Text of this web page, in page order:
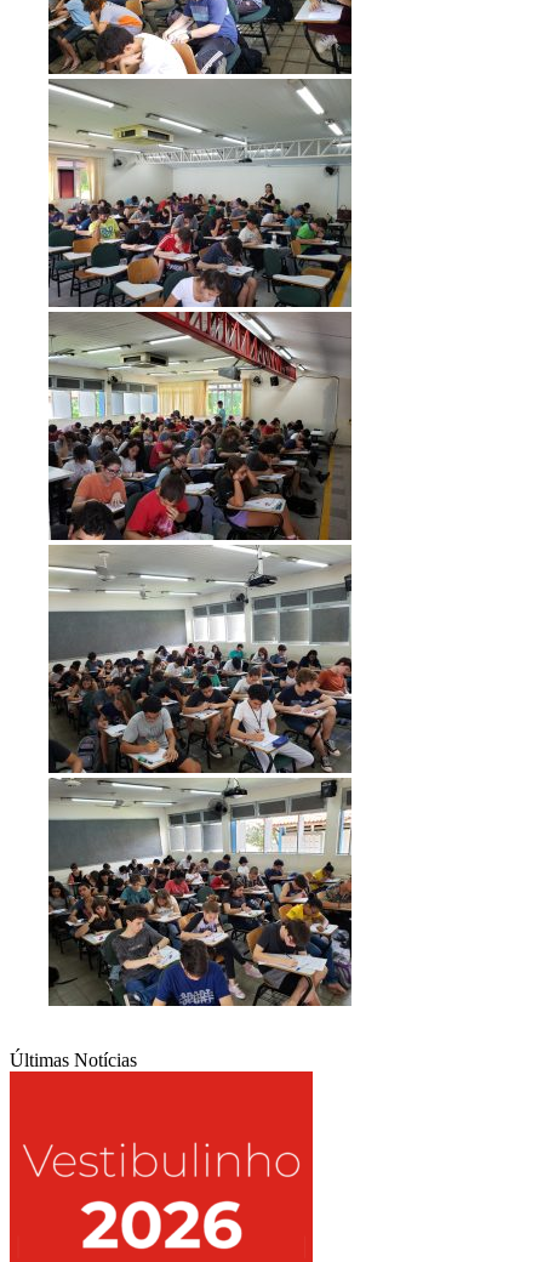
Últimas Notícias